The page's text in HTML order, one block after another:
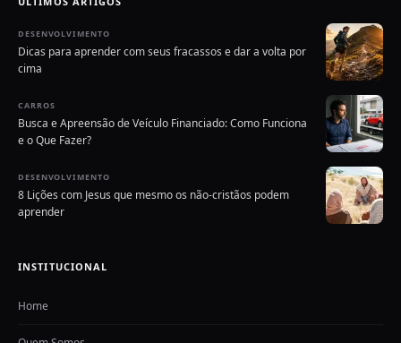
DESENVOLVIMENTO
Dicas para aprender com seus fracassos e dar a volta por
cima
CARROS
Busca e Apreensão de Veículo Financiado: Como Funciona
e o Que Fazer?
DESENVOLVIMENTO
8 Lições com Jesus que mesmo os não-cristãos podem
aprender
INSTITUCIONAL
Home